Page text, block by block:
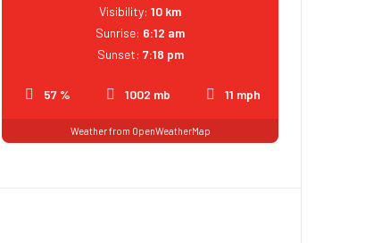
57 % 1002 mb 11 mph
Visibility: 10 km
Sunrise: 6:12 am
Sunset: 7:18 pm
Weather from OpenWeatherMap